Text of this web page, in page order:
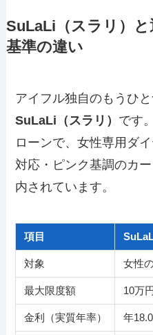
SuLaLi（スラリ）
基準の違い
アイフル独自のもうひ
SuLaLi（スラリ） です
ローンで、女性専用ダ
対応・ピンク基調のカ
内されています。
項目
対象 女性
最大限度額 10万
金利（実質年率） 年